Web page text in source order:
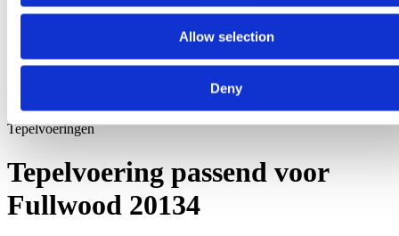
Allow selection
Deny
Ga naar het begin van de afbeeldingen-gallerij
Tepelvoeringen
Tepelvoering passend voor
Fullwood 20134